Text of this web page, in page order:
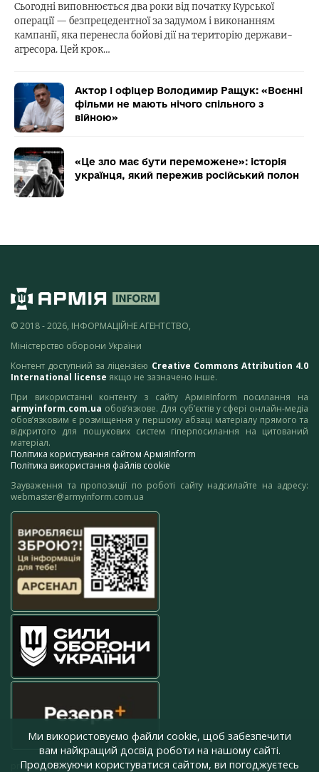
Сьогодні виповнюється два роки від початку Курської
операції — безпрецедентної за задумом і виконанням
кампанії, яка перенесла бойові дії на територію держави-
агресора. Цей крок…
Актор і офіцер Володимир Ращук: «Воєнні
фільми не мають нічого спільного з
війною»
«Це зло має бути переможене»: історія
українця, який пережив російський полон
© 2018 - 2026, ІНФОРМАЦІЙНЕ АГЕНТСТВО,
Міністерство оборони України
Контент доступний за ліцензією Creative Commons Attribution 4.0
International license якщо не зазначено інше.
При використанні контенту з сайту АрміяInform посилання на
armyinform.com.ua обов’язкове. Для суб’єктів у сфері онлайн-медіа
обов’язковим є розміщення у першому абзаці матеріалу прямого та
відкритого для пошукових систем гіперпосилання на цитований
матеріал.
Політика користування сайтом АрміяInform
Політика використання файлів cookie
Зауваження та пропозиції по роботі сайту надсилайте на адресу:
webmaster@armyinform.com.ua
press@armyinform.com.ua
Ми використовуємо файли cookie, щоб забезпечити
вам найкращий досвід роботи на нашому сайті.
Продовжуючи користуватися сайтом, ви погоджуєтесь